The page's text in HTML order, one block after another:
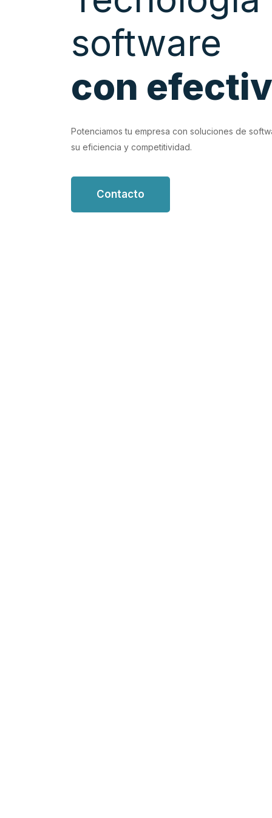
software
con
Potenciamos tu empresa con soluciones de
su eficiencia y competitividad.
Contacto
de software personalizadas que